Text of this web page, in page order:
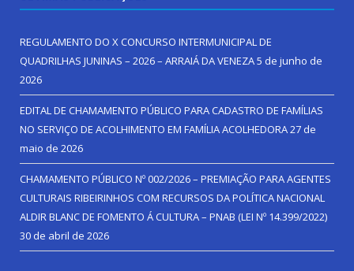
REGULAMENTO DO X CONCURSO INTERMUNICIPAL DE
QUADRILHAS JUNINAS – 2026 – ARRAIÁ DA VENEZA5 de junho de
2026
EDITAL DE CHAMAMENTO PÚBLICO PARA CADASTRO DE FAMÍLIAS
NO SERVIÇO DE ACOLHIMENTO EM FAMÍLIA ACOLHEDORA27 de
maio de 2026
CHAMAMENTO PÚBLICO Nº 002/2026 – PREMIAÇÃO PARA AGENTES
CULTURAIS RIBEIRINHOS COM RECURSOS DA POLÍTICA NACIONAL
ALDIR BLANC DE FOMENTO Á CULTURA – PNAB (LEI Nº 14.399/2022)
30 de abril de 2026